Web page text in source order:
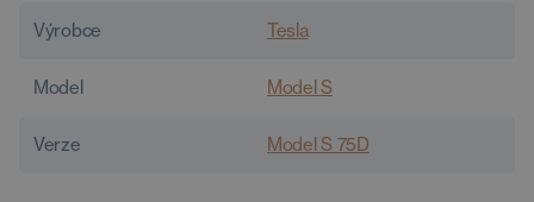
Výrobce Tesla
Model Model S
Verze Model S 75D